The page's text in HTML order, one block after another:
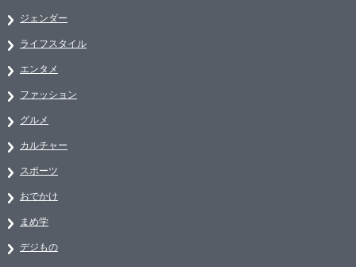
ジェンダー
ライフスタイル
エンタメ
ファッション
グルメ
カルチャー
スポーツ
おでかけ
まめ学
デジもの